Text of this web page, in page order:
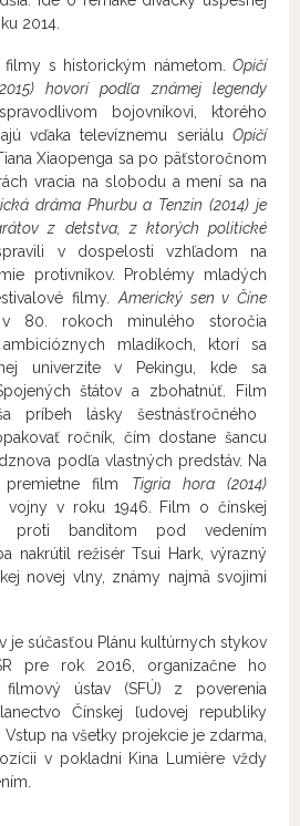
2014.
filmy s historickým námetom. Opičí
hovorí podľa známej legendy
bojovníkovi, ktorého
vďaka televíznemu seriálu Opičí
Xiaopenga sa po päťstoročnom
vracia na slobodu a mení sa na
drámaPhurbu a Tenzin(2014) je
z detstva, z ktorých politické
v dospelosti vzhľadom na
protivníkov. Problémy mladých
filmy. Americký sen v Číne
80. rokoch minulého storočia
mladíkoch, ktorí sa
univerzite v Pekingu, kde sa
štátov a zbohatnúť. Film
príbeh lásky šestnásťročného
ročník, čím dostane šancu
podľa vlastných predstáv. Na
film Tigria hora(2014)
vojny v roku 1946. Film o čínskej
banditom pod vedením
nakrútil režisér Tsui Hark, výrazný
novej vlny, známy najmä svojimi
je súčasťou Plánu kultúrnych stykov
pre rok 2016, organizačne ho
filmový ústav (SFÚ) z poverenia
Čínskej ľudovej republiky
na všetky projekcie je zdarma,
v pokladni Kina Lumière vždy